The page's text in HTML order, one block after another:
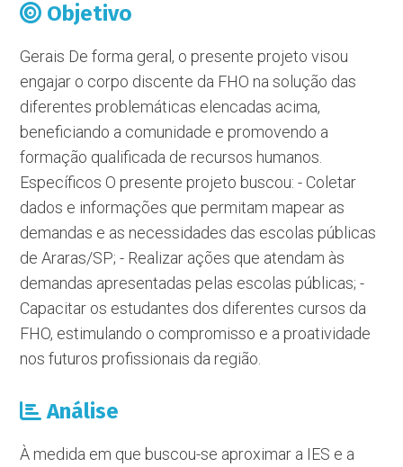
Objetivo
Gerais De forma geral, o presente projeto visou
engajar o corpo discente da FHO na solução das
diferentes problemáticas elencadas acima,
beneficiando a comunidade e promovendo a
formação qualificada de recursos humanos.
Específicos O presente projeto buscou: - Coletar
dados e informações que permitam mapear as
demandas e as necessidades das escolas públicas
de Araras/SP; - Realizar ações que atendam às
demandas apresentadas pelas escolas públicas; -
Capacitar os estudantes dos diferentes cursos da
FHO, estimulando o compromisso e a proatividade
nos futuros profissionais da região.
Análise
À medida em que buscou-se aproximar a IES e a